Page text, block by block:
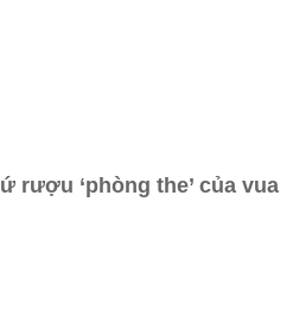
rượu ‘phòng the’ của vua